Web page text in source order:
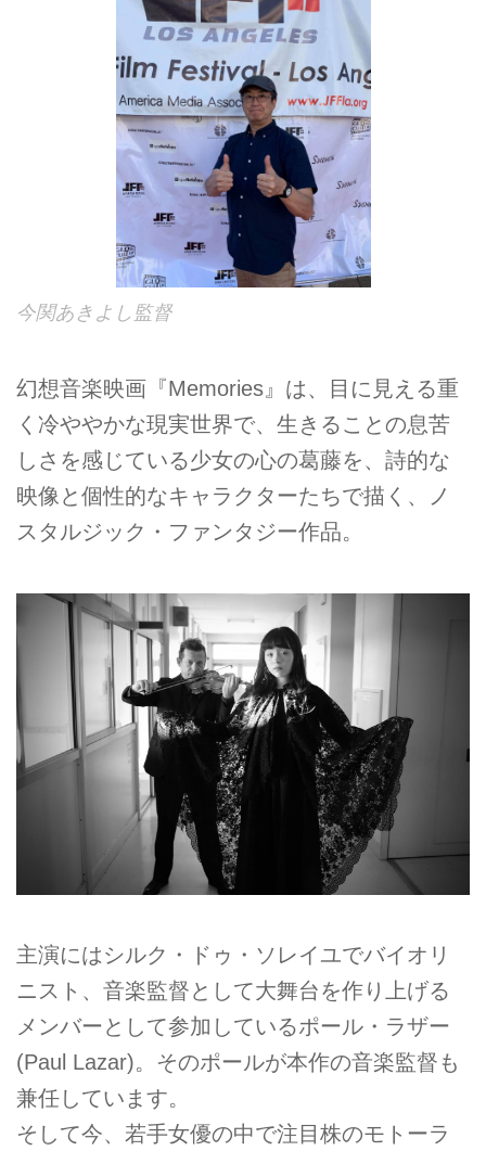
今関あきよし監督
幻想音楽映画『Memories』は、目に見える重
く冷ややかな現実世界で、生きることの息苦
しさを感じている少女の心の葛藤を、詩的な
映像と個性的なキャラクターたちで描く、ノ
スタルジック・ファンタジー作品。
主演にはシルク・ドゥ・ソレイユでバイオリ
ニスト、音楽監督として大舞台を作り上げる
メンバーとして参加しているポール・ラザー
(Paul Lazar)。そのポールが本作の音楽監督も
兼任しています。
そして今、若手女優の中で注目株のモトーラ